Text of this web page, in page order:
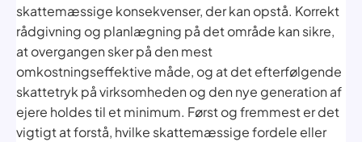
skattemæssige konsekvenser, der kan opstå. Korrekt
rådgivning og planlægning på det område kan sikre,
at overgangen sker på den mest
omkostningseffektive måde, og at det efterfølgende
skattetryk på virksomheden og den nye generation af
ejere holdes til et minimum. Først og fremmest er det
vigtigt at forstå, hvilke skattemæssige fordele eller